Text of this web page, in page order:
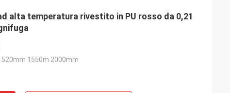
alta temperatura rivestito in PU rosso da 0,21
1550m 2000mm